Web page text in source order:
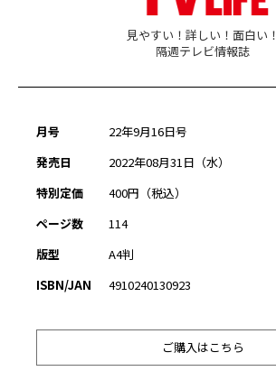
見やすい！詳しい！面白い！
隔週テレビ情報誌
月号
22年9月16日号
発売日
2022年08月31日（水）
特別定価
400円（税込）
ページ数
114
版型
A4判
ISBN/JAN
4910240130923
ご購入はこちら